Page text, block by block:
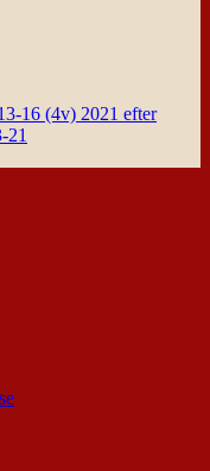
16 (4v) 2021 efter
21